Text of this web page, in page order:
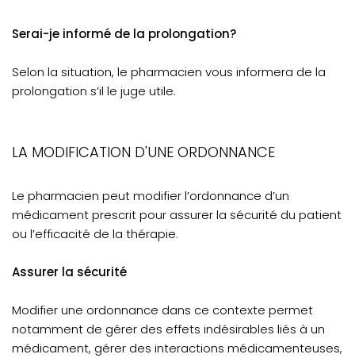
Serai-je informé de la prolongation?
Selon la situation, le pharmacien vous informera de la
prolongation s’il le juge utile.
LA MODIFICATION D'UNE ORDONNANCE
Le pharmacien peut modifier l’ordonnance d’un
médicament prescrit pour assurer la sécurité du patient
ou l’efficacité de la thérapie.
Assurer la sécurité
Modifier une ordonnance dans ce contexte permet
notamment de gérer des effets indésirables liés à un
médicament, gérer des interactions médicamenteuses,